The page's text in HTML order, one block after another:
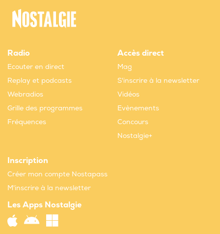
Radio
Ecouter en direct
Replay et podcasts
Webradios
Grille des programmes
Fréquences
Accès direct
Mag
S'inscrire à la newsletter
Vidéos
Evènements
Concours
Nostalgie+
Inscription
Créer mon compte Nostapass
M'inscrire à la newsletter
Les Apps Nostalgie